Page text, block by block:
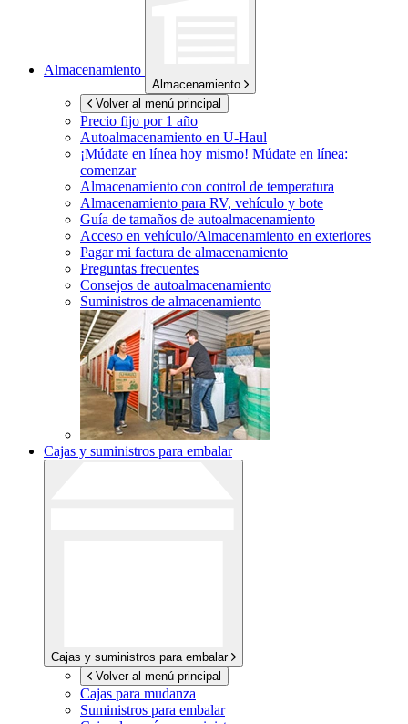
Almacenamiento
Almacenamiento
Volver al menú principal
Precio fijo por 1 año
Autoalmacenamiento en U-Haul
¡Múdate en línea hoy mismo! Múdate en línea:
comenzar
Almacenamiento con control de temperatura
Almacenamiento para RV, vehículo y bote
Guía de tamaños de autoalmacenamiento
Acceso en vehículo/Almacenamiento en exteriores
Pagar mi factura de almacenamiento
Preguntas frecuentes
Consejos de autoalmacenamiento
Suministros de almacenamiento
Cajas y suministros para embalar
Cajas y suministros para embalar
Volver al menú principal
Cajas para mudanza
Suministros para embalar